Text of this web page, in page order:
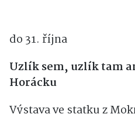
do 31. října
Uzlík sem, uzlík tam
Horácku